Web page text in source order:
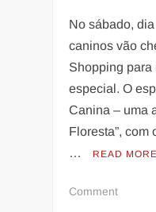
No sábado,
caninos vão
Shopping para
especial. O
Canina – uma
Floresta”, com
…
READ MORE
Commenton